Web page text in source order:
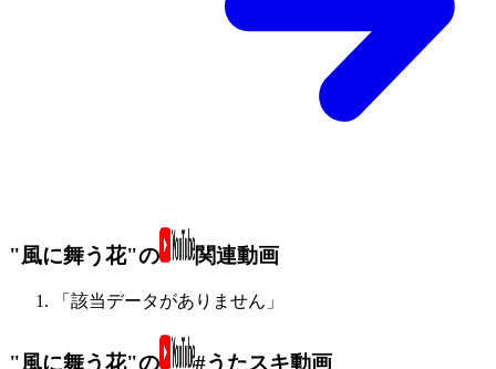
"風に舞う花"の 関連動画
「該当データがありません」
"風に舞う花"の #うたスキ動画